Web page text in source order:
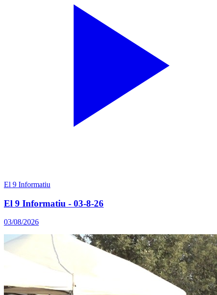
El 9 Informatiu
El 9 Informatiu - 03-8-26
03/08/2026